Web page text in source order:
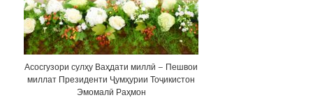
Асосгузори сулҳу Ваҳдати миллӣ – Пешвои
миллат Президенти Ҷумҳурии Тоҷикистон
Эмомалӣ Раҳмон